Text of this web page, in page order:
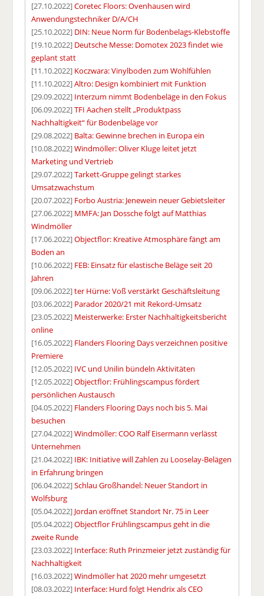
[27.10.2022]Coretec Floors: Ovenhausen wird
Anwendungstechniker D/A/CH
[25.10.2022] DIN: Neue Norm für Bodenbelags-Klebstoffe
[19.10.2022] Deutsche Messe: Domotex 2023 findet wie
geplant statt
[11.10.2022] Koczwara: Vinylboden zum Wohlfühlen
[11.10.2022]Altro: Design kombiniert mit Funktion
[29.09.2022] Interzum nimmt Bodenbeläge in den Fokus
[06.09.2022]TFI Aachen stellt „Produktpass
Nachhaltigkeit“ für Bodenbeläge vor
[29.08.2022] Balta: Gewinne brechen in Europa ein
[10.08.2022]Windmöller: Oliver Kluge leitet jetzt
Marketing und Vertrieb
[29.07.2022]Tarkett-Gruppe gelingt starkes
Umsatzwachstum
[20.07.2022] Forbo Austria: Jenewein neuer Gebietsleiter
[27.06.2022] MMFA: Jan Dossche folgt auf Matthias
Windmöller
[17.06.2022]Objectflor: Kreative Atmosphäre fängt am
Boden an
[10.06.2022] FEB: Einsatz für elastische Beläge seit 20
Jahren
[09.06.2022]ter Hürne: Voß verstärkt Geschäftsleitung
[03.06.2022] Parador 2020/21 mit Rekord-Umsatz
[23.05.2022] Meisterwerke: Erster Nachhaltigkeitsbericht
online
[16.05.2022] Flanders Flooring Days verzeichnen positive
Premiere
[12.05.2022] IVC und Unilin bündeln Aktivitäten
[12.05.2022]Objectflor: Frühlingscampus fördert
persönlichen Austausch
[04.05.2022] Flanders Flooring Days noch bis 5. Mai
besuchen
[27.04.2022]Windmöller: COO Ralf Eisermann verlässt
Unternehmen
[21.04.2022] IBK: Initiative will Zahlen zu Looselay-Belägen
in Erfahrung bringen
[06.04.2022]Schlau Großhandel: Neuer Standort in
Wolfsburg
[05.04.2022] Jordan eröffnet Standort Nr. 75 in Leer
[05.04.2022]Objectflor Frühlingscampus geht in die
zweite Runde
[23.03.2022] Interface: Ruth Prinzmeier jetzt zuständig für
Nachhaltigkeit
[16.03.2022]Windmöller hat 2020 mehr umgesetzt
[08.03.2022] Interface: Hurd folgt Hendrix als CEO